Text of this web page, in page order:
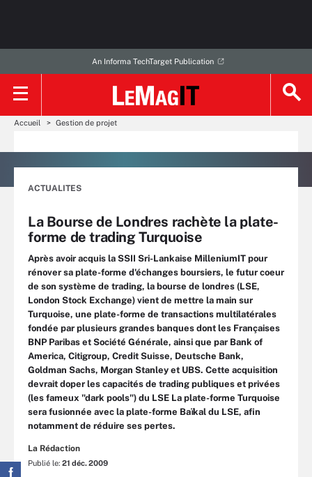
An Informa TechTarget Publication
Accueil Gestion de projet
ACTUALITES
La Bourse de Londres rachète la plate-
forme de trading Turquoise
Après avoir acquis la SSII Sri-Lankaise MilleniumIT pour
rénover sa plate-forme d'échanges boursiers, le futur coeur
de son système de trading, la bourse de londres (LSE,
London Stock Exchange) vient de mettre la main sur
Turquoise, une plate-forme de transactions multilatérales
fondée par plusieurs grandes banques dont les Françaises
BNP Paribas et Société Générale, ainsi que par Bank of
America, Citigroup, Credit Suisse, Deutsche Bank,
Goldman Sachs, Morgan Stanley et UBS. Cette acquisition
devrait doper les capacités de trading publiques et privées
(les fameux "dark pools") du LSE La plate-forme Turquoise
sera fusionnée avec la plate-forme Baïkal du LSE, afin
notamment de réduire ses pertes.
La Rédaction
Publié le: 21 déc. 2009